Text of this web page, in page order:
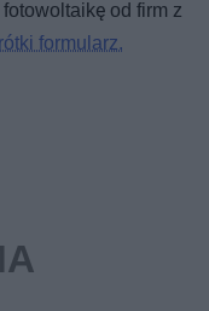
od firm z
formularz.